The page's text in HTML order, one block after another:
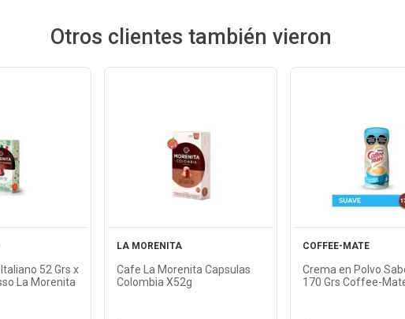
Otros clientes también vieron
52 Grs x
La Morenita
Ver
Producto
LA MORENITA
Cafe La Morenita Capsulas
Colombia X52g
Ver
Producto
COFFEE-MATE
Crema en Polvo
170 Grs Coffee-